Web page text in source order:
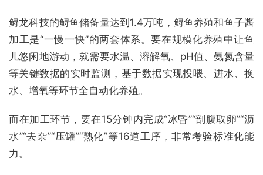
鲟龙科技的鲟鱼储备量达到1.4万吨，鲟鱼养殖和鱼子酱
加工是“一慢一快”的两套体系。要在规模化养殖中让鱼
儿悠闲地游动，就需要水温、溶解氧、pH值、氨氮含量
等关键数据的实时监测，基于数据实现投喂、进水、换
水、增氧等环节全自动化养殖。
而在加工环节，要在15分钟内完成“冰昏”“剖腹取卵”“沥
水”“去杂”“压罐”“熟化”等16道工序，非常考验标准化能
力。